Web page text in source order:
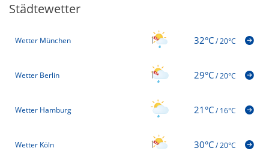
Städtewetter
Wetter München 32°C/20°C
Wetter Berlin 29°C/20°C
Wetter Hamburg 21°C/16°C
Wetter Köln 30°C/20°C